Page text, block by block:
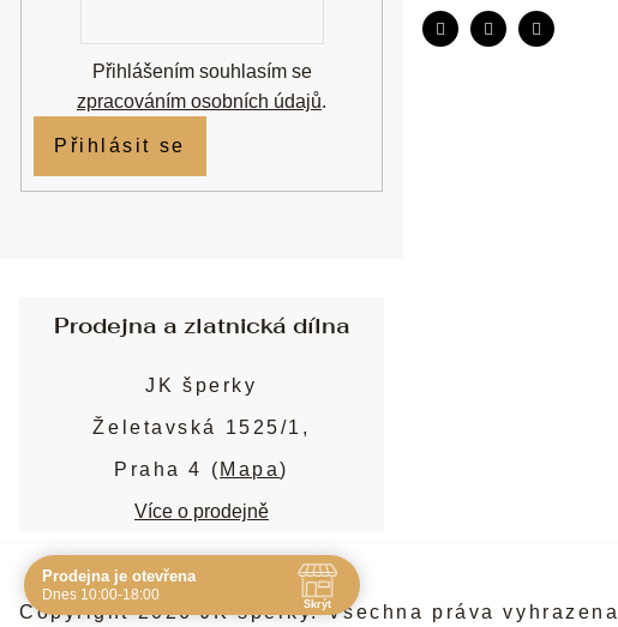
Přihlášením souhlasím se
zpracováním osobních údajů.
Přihlásit se
Prodejna a zlatnická dílna
JK šperky
Želetavská 1525/1,
Praha 4 ( Mapa)
Více o prodejně
Copyright 2026JK šperky. Všechna práva
Prodejna je otevřena
Dnes 10:00-18:00
Skrýt
Navštivte nás osobně